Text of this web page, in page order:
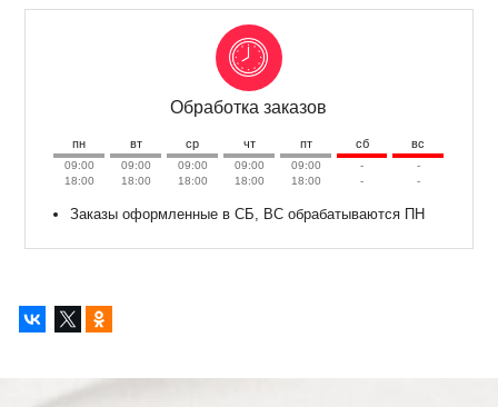
Обработка заказов
пн вт ср чт пт сб вс
09:00
18:00
09:00
18:00
09:00
18:00
09:00
18:00
09:00
18:00
-
-
-
-
Заказы оформленные в СБ, ВС обрабатываются ПН